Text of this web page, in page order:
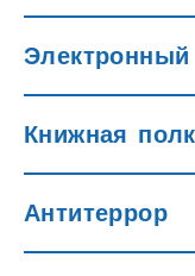
Электронный
Книжная
Антитеррор